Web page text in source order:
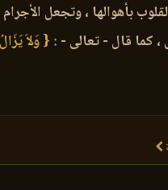
بأهوالها ، وتجعل
كما قال - تعالى - : { وَلاَ